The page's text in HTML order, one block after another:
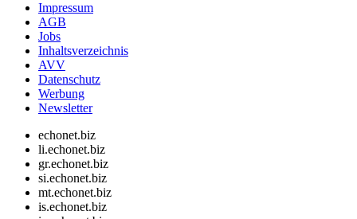
Impressum
AGB
Jobs
Inhaltsverzeichnis
AVV
Datenschutz
Werbung
Newsletter
echonet.biz
li.echonet.biz
gr.echonet.biz
si.echonet.biz
mt.echonet.biz
is.echonet.biz